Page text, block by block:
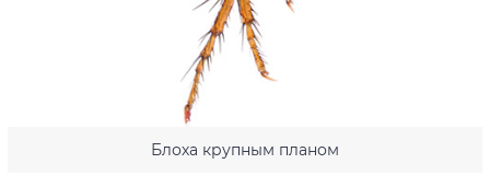
Блоха крупным планом